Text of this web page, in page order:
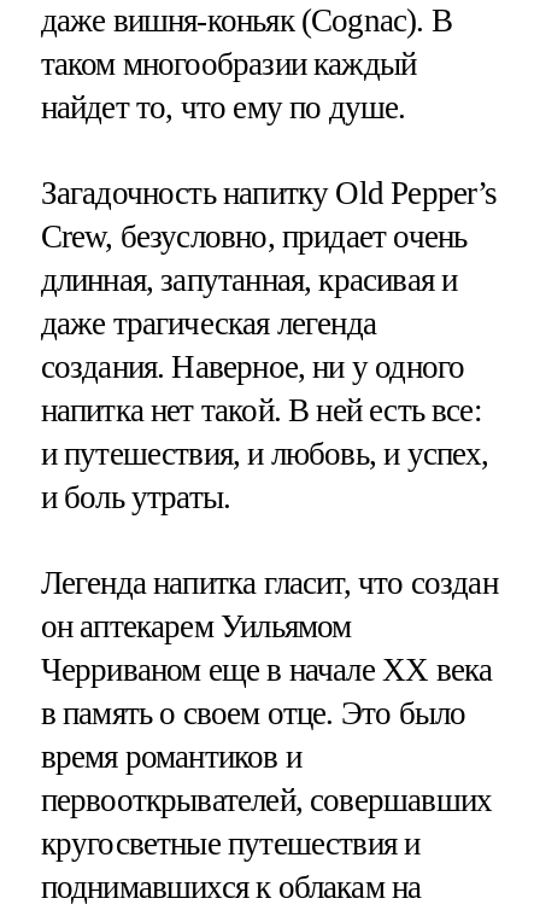
даже вишня-коньяк (Cognac). В
таком многообразии каждый
найдет то, что ему по душе.
Загадочность напитку Old Pepper’s
Crew, безусловно, придает очень
длинная, запутанная, красивая и
даже трагическая легенда
создания. Наверное, ни у одного
напитка нет такой. В ней есть все:
и путешествия, и любовь, и успех,
и боль утраты.
Легенда напитка гласит, что создан
он аптекарем Уильямом
Черриваном еще в начале XX века
в память о своем отце. Это было
время романтиков и
первооткрывателей, совершавших
кругосветные путешествия и
поднимавшихся к облакам на